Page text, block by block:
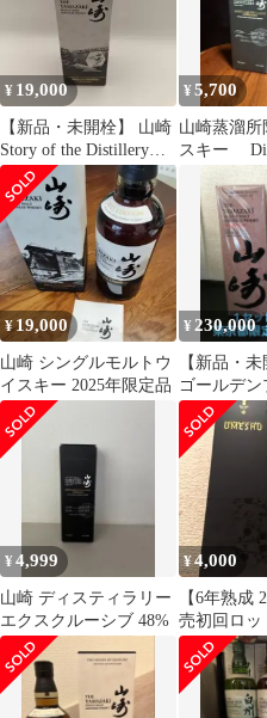
¥ 19,000
【新品・未開栓】 山崎
Story of the Distillery
2024
¥5,700
山崎蒸溜
スキー
¥19,000
山崎 シングルモルトウ
イスキー 2025年限定品
¥ 230,000
【新品・
ゴールデン
アイラピー
セット
¥4,999
山崎 ディスティラリー
エクスクルーシブ 48%
¥4,000
【6年熟成
売初回ロッ
SAKURAO
樽熟成梅酒